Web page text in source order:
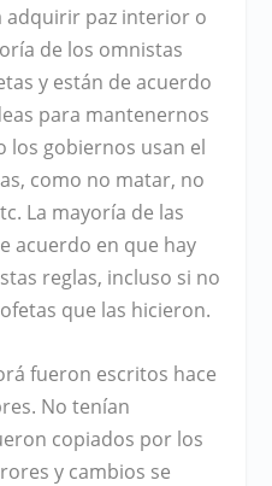
adquirir paz interior o
de los omnistas
y están de acuerdo
para mantenernos
los gobiernos usan el
como no matar, no
La mayoría de las
acuerdo en que hay
reglas, incluso si no
que las hicieron.
fueron escritos hace
No tenían
copiados por los
y cambios se